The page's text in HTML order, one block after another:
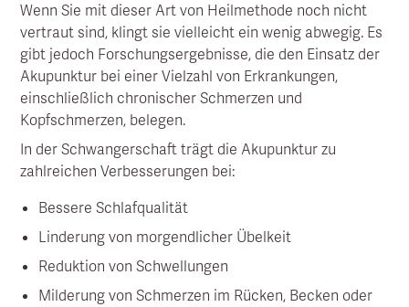
Wenn Sie mit dieser Art von Heilmethode noch nicht
vertraut sind, klingt sie vielleicht ein wenig abwegig. Es
gibt jedoch Forschungsergebnisse, die den Einsatz der
Akupunktur bei einer Vielzahl von Erkrankungen,
einschließlich chronischer Schmerzen und
Kopfschmerzen, belegen.
In der Schwangerschaft trägt die Akupunktur zu
zahlreichen Verbesserungen bei:
Bessere Schlafqualität
Linderung von morgendlicher Übelkeit
Reduktion von Schwellungen
Milderung von Schmerzen im Rücken, Becken oder